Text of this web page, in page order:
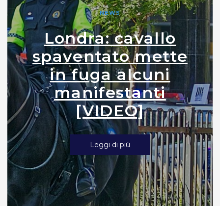
NEWS
Londra: cavallo
spaventato mette
in fuga alcuni
manifestanti
[VIDEO]
Leggi di più